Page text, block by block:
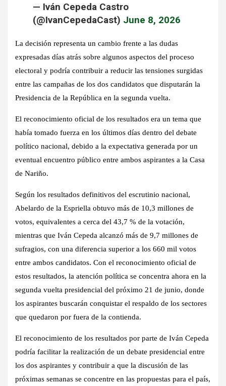
— Iván Cepeda Castro
(@IvanCepedaCast) June 8, 2026
La decisión representa un cambio frente a las dudas
expresadas días atrás sobre algunos aspectos del proceso
electoral y podría contribuir a reducir las tensiones surgidas
entre las campañas de los dos candidatos que disputarán la
Presidencia de la República en la segunda vuelta.
El reconocimiento oficial de los resultados era un tema que
había tomado fuerza en los últimos días dentro del debate
político nacional, debido a la expectativa generada por un
eventual encuentro público entre ambos aspirantes a la Casa
de Nariño.
Según los resultados definitivos del escrutinio nacional,
Abelardo de la Espriella obtuvo más de 10,3 millones de
votos, equivalentes a cerca del 43,7 % de la votación,
mientras que Iván Cepeda alcanzó más de 9,7 millones de
sufragios, con una diferencia superior a los 660 mil votos
entre ambos candidatos. Con el reconocimiento oficial de
estos resultados, la atención política se concentra ahora en la
segunda vuelta presidencial del próximo 21 de junio, donde
los aspirantes buscarán conquistar el respaldo de los sectores
que quedaron por fuera de la contienda.
El reconocimiento de los resultados por parte de Iván Cepeda
podría facilitar la realización de un debate presidencial entre
los dos aspirantes y contribuir a que la discusión de las
próximas semanas se concentre en las propuestas para el país,